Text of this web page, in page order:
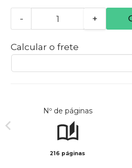
- +
Calcular o frete
Nº de páginas
216 páginas